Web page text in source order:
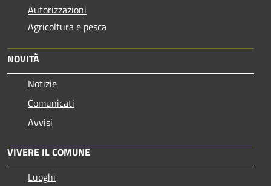
Autorizzazioni
Agricoltura e pesca
NOVITÀ
Notizie
Comunicati
Avvisi
VIVERE IL COMUNE
Luoghi